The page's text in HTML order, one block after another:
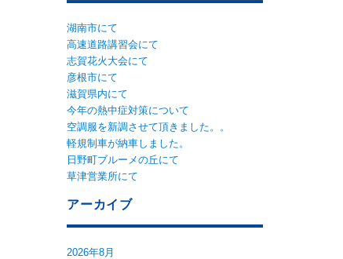
湖南市にて
高速道路講習会にて
志賀花火大会にて
彦根市にて
滋賀県内にて
今年の熱中症対策について
空調服を新調させて頂きました。。
軽規制車が納車しました。
日野町ブルーメの丘にて
草津営業所にて
アーカイブ
2026年8月